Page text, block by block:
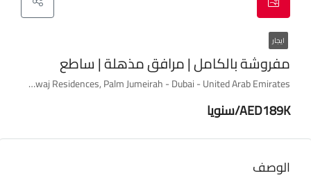
ايجار
مفروشة بالكامل | مرافق مذهلة | ساطع
Royal Amwaj Residences, Palm Jumeirah - Dubai - United Arab Emirates
AED189K/سنويا
الوصف